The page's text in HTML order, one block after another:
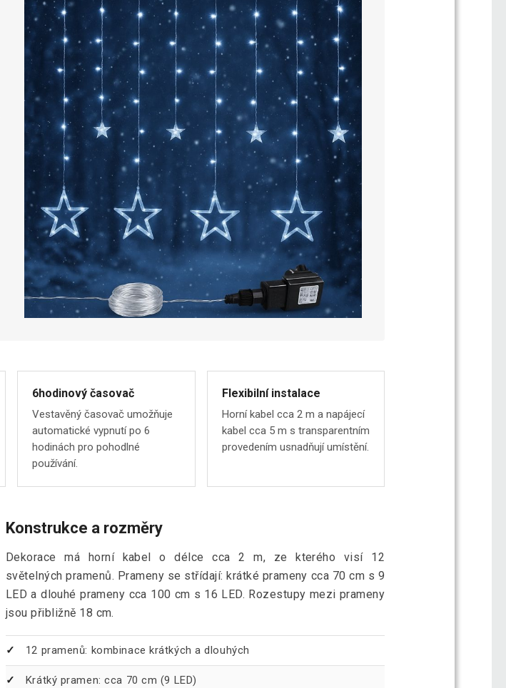
6hodinový časovač
Vestavěný časovač umožňuje
automatické vypnutí po 6
hodinách pro pohodlné
používání.
Flexibilní instalace
Horní kabel cca 2 m a napájecí
kabel cca 5 m s transparentním
provedením usnadňují umístění.
Konstrukce a rozměry
Dekorace má horní kabel o délce cca 2 m, ze kterého visí 12
světelných pramenů. Prameny se střídají: krátké prameny cca 70 cm s 9
LED a dlouhé prameny cca 100 cm s 16 LED. Rozestupy mezi prameny
jsou přibližně 18 cm.
12 pramenů: kombinace krátkých a dlouhých
Krátký pramen: cca 70 cm (9 LED)